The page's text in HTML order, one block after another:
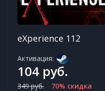
eXperience 112
Активация:
104 руб.
349 руб. 70% скидка